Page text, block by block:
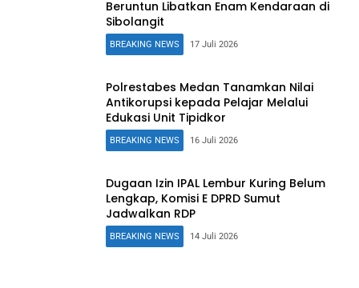
Beruntun Libatkan Enam Kendaraan di
Sibolangit
BREAKING NEWS 17 Juli 2026
Polrestabes Medan Tanamkan Nilai
Antikorupsi kepada Pelajar Melalui
Edukasi Unit Tipidkor
BREAKING NEWS 16 Juli 2026
Dugaan Izin IPAL Lembur Kuring Belum
Lengkap, Komisi E DPRD Sumut
Jadwalkan RDP
BREAKING NEWS 14 Juli 2026